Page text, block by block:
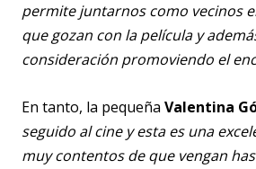
permite juntarnos como vecinos
que gozan con la película y
consideración promoviendo el
En tanto, la pequeña Valentina
seguido al cine y esta es una
muy contentos de que vengan